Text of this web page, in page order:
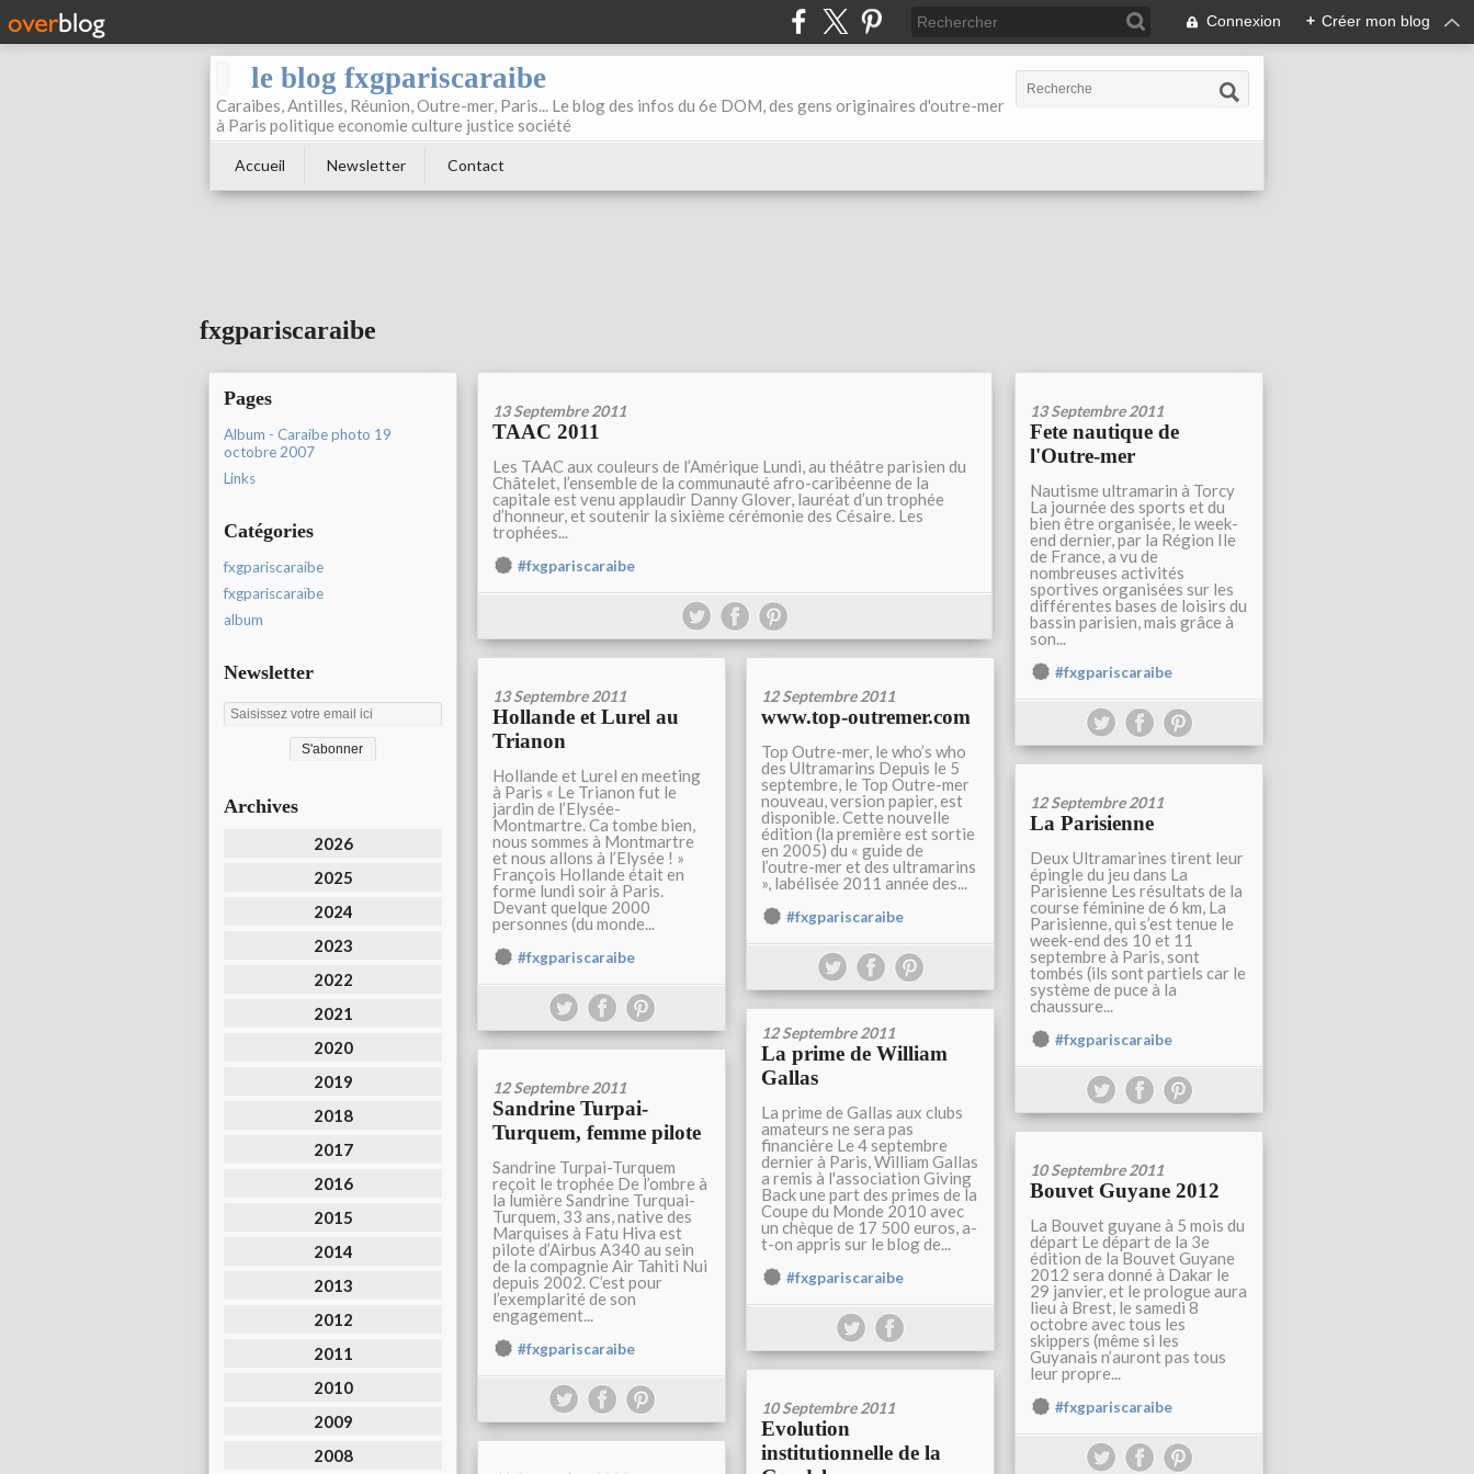
Connexion + Créer mon blog
le blog fxgpariscaraibe
Caraibes, Antilles, Réunion, Outre-mer, Paris... Le blog des infos du 6e DOM, des gens originaires d'outre-mer
à Paris politique economie culture justice société
Accueil Newsletter Contact
fxgpariscaraibe
Pages
Album - Caraibe photo 19
octobre 2007
Links
Catégories
fxgpariscaraibe
fxgpariscaraïbe
album
Newsletter
Archives
2026
2025
2024
2023
2022
2021
2020
2019
2018
2017
2016
2015
2014
2013
2012
2011
2010
2009
2008
13 Septembre 2011
TAAC 2011
Les TAAC aux couleurs de l’Amérique Lundi, au théâtre parisien du
Châtelet, l’ensemble de la communauté afro-caribéenne de la
capitale est venu applaudir Danny Glover, lauréat d’un trophée
d’honneur, et soutenir la sixième cérémonie des Césaire. Les
trophées...
#fxgpariscaraibe
13 Septembre 2011
Fete nautique de
l'Outre-mer
Nautisme ultramarin à Torcy
La journée des sports et du
bien être organisée, le week-
end dernier, par la Région Ile
de France, a vu de
nombreuses activités
sportives organisées sur les
différentes bases de loisirs du
bassin parisien, mais grâce à
son...
#fxgpariscaraibe
13 Septembre 2011
Hollande et Lurel au
Trianon
Hollande et Lurel en meeting
à Paris « Le Trianon fut le
jardin de l’Elysée-
Montmartre. Ca tombe bien,
nous sommes à Montmartre
et nous allons à l’Elysée ! »
François Hollande était en
forme lundi soir à Paris.
Devant quelque 2000
personnes (du monde...
#fxgpariscaraibe
12 Septembre 2011
www.top-outremer.com
Top Outre-mer, le who’s who
des Ultramarins Depuis le 5
septembre, le Top Outre-mer
nouveau, version papier, est
disponible. Cette nouvelle
édition (la première est sortie
en 2005) du « guide de
l’outre-mer et des ultramarins
», labélisée 2011 année des...
#fxgpariscaraibe
12 Septembre 2011
La Parisienne
Deux Ultramarines tirent leur
épingle du jeu dans La
Parisienne Les résultats de la
course féminine de 6 km, La
Parisienne, qui s’est tenue le
week-end des 10 et 11
septembre à Paris, sont
tombés (ils sont partiels car le
système de puce à la
chaussure...
#fxgpariscaraibe
12 Septembre 2011
La prime de William
Gallas
La prime de Gallas aux clubs
amateurs ne sera pas
financière Le 4 septembre
dernier à Paris, William Gallas
a remis à l'association Giving
Back une part des primes de la
Coupe du Monde 2010 avec
un chèque de 17 500 euros, a-
t-on appris sur le blog de...
#fxgpariscaraibe
12 Septembre 2011
Sandrine Turpai-
Turquem, femme pilote
Sandrine Turpai-Turquem
reçoit le trophée De l’ombre à
la lumière Sandrine Turquai-
Turquem, 33 ans, native des
Marquises à Fatu Hiva est
pilote d’Airbus A340 au sein
de la compagnie Air Tahiti Nui
depuis 2002. C’est pour
l’exemplarité de son
engagement...
#fxgpariscaraibe
10 Septembre 2011
Bouvet Guyane 2012
La Bouvet guyane à 5 mois du
départ Le départ de la 3e
édition de la Bouvet Guyane
2012 sera donné à Dakar le
29 janvier, et le prologue aura
lieu à Brest, le samedi 8
octobre avec tous les
skippers (même si les
Guyanais n’auront pas tous
leur propre...
#fxgpariscaraibe
10 Septembre 2011
Evolution
institutionnelle de la